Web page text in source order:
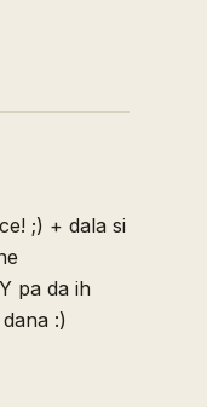
;) + dala si
pa da ih
:)